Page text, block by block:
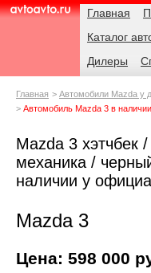
AvtoAvto.ru
Навигация Главная
Каталог
Дилеры
Родительские
Главная Автомобили Mazda у
Автомобиль Mazda 3 в
Mazda 3 хэтчбек
механика /
наличии у
Mazda 3
Цена: 598 000